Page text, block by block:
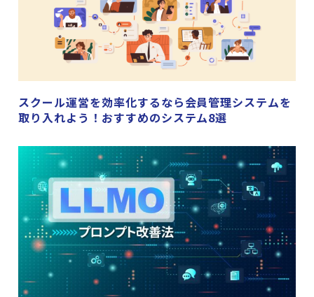
スクール運営を効率化するなら会員管理システムを
取り入れよう！おすすめのシステム8選